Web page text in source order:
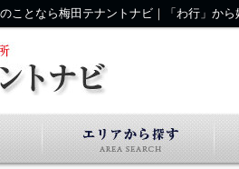
ことなら梅田テナントナビ｜「わ行」から